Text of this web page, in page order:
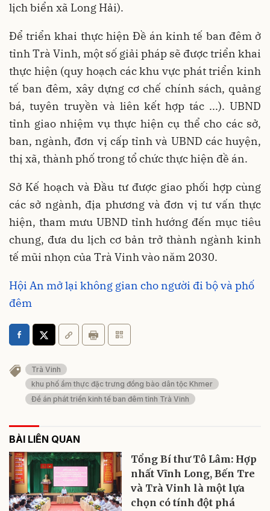
lịch biển xã Long Hải).
Để triển khai thực hiện Đề án kinh tế ban đêm ở
tỉnh Trà Vinh, một số giải pháp sẽ được triển khai
thực hiện (quy hoạch các khu vực phát triển kinh
tế ban đêm, xây dựng cơ chế chính sách, quảng
bá, tuyên truyền và liên kết hợp tác ...). UBND
tỉnh giao nhiệm vụ thực hiện cụ thể cho các sở,
ban, ngành, đơn vị cấp tỉnh và UBND các huyện,
thị xã, thành phố trong tổ chức thực hiện đề án.
Sở Kế hoạch và Đầu tư được giao phối hợp cùng
các sở ngành, địa phương và đơn vị tư vấn thực
hiện, tham mưu UBND tỉnh hướng đến mục tiêu
chung, đưa du lịch cơ bản trở thành ngành kinh
tế mũi nhọn của Trà Vinh vào năm 2030.
Hội An mở lại không gian cho người đi bộ và phố
đêm
Trà Vinh
khu phố ẩm thực đặc trưng đồng bào dân tộc Khmer
Đề án phát triển kinh tế ban đêm tỉnh Trà Vinh
BÀI LIÊN QUAN
Tổng Bí thư Tô Lâm: Hợp
nhất Vĩnh Long, Bến Tre
và Trà Vinh là một lựa
chọn có tính đột phá